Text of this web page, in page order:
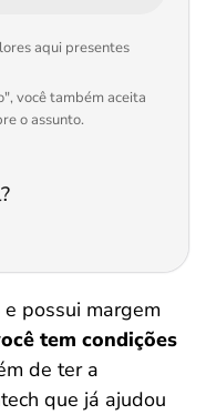
aqui presentes
você também aceita
o assunto.
possui margem
tem condições
de ter a
que já ajudou